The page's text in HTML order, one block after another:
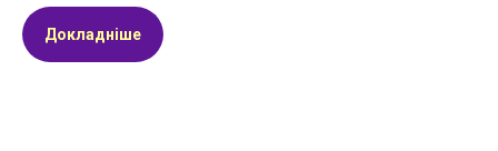
Докладніше